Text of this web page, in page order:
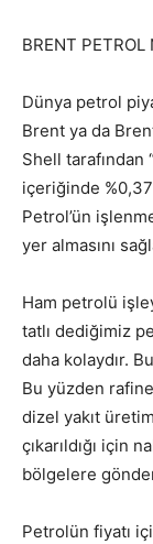
BRENT PETROL
Dünya petrol
Brent ya da
Shell tarafından
içeriğinde
Petrol’ün
yer almasını
Ham petrolü
tatlı dediğimiz
daha kolaydır.
Bu yüzden
dizel yakıt
çıkarıldığı için
bölgelere
Petrolün fiyatı